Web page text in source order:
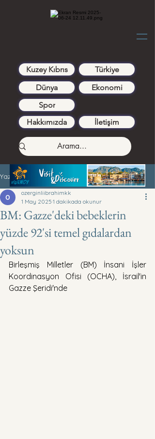
Kuzey Kıbrıs
Türkiye
Dünya
Ekonomi
Spor
Hakkımızda
İletişim
Yazı
BM: Gazze'deki bebeklerin
yüzde 92'si temel gıdalardan
yoksun
ozerginliibrahimkk
1 May 2025 1 dakikada okunur
Birleşmiş Milletler (BM) İnsani İşler
Koordinasyon Ofisi (OCHA), İsrail'in
Gazze Şeridi'nde